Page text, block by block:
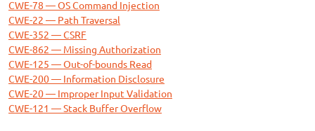
CWE-78 — OS Command Injection
CWE-22 — Path Traversal
CWE-352 — CSRF
CWE-862 — Missing Authorization
CWE-125 — Out-of-bounds Read
CWE-200 — Information Disclosure
CWE-20 — Improper Input Validation
CWE-121 — Stack Buffer Overflow